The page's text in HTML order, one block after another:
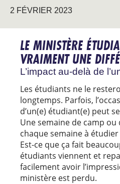
2 FÉVRIER 2023
LE MINISTÈRE
VRAIMENT UNE
L’impact au-delà de
Les étudiants ne le
longtemps. Parfois,
d’un(e) étudiant(e) peut
Une semaine de camp
chaque semaine à
Est-ce que ça fait
étudiants viennent et
facilement avoir
ministère est perdu.